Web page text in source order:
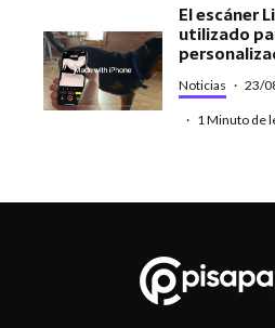
El escáner
utilizado
Noticias · 23/
· 1 Minuto de